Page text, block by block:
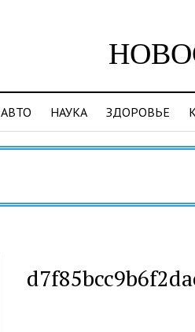
АВТО НАУКА ЗДОРОВЬЕ